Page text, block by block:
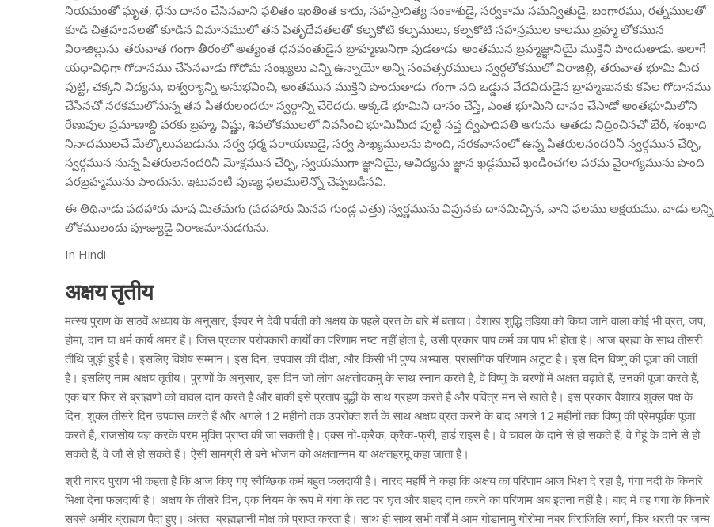
నియమంతో ఘృత, ధేను దానం చేసినవాని ఫలితం ఇంతింత కాదు, సహస్రాదిత్య సంకాశుడై, సర్వకామ సమన్వితుడై, బంగారము, రత్నములతో
కూడి చిత్రహంసలతో కూడిన విమానములో తన పితృదేవతలతో కల్పకోటి కల్పములు, కల్పకోటి సహస్రముల కాలము బ్రహ్మ లోకమున
విరాజిల్లును. తరువాత గంగా తీరంలో అత్యంత ధనవంతుడైన బ్రాహ్మణునిగా పుడతాడు. అంతమున బ్రహ్మజ్ఞానియై ముక్తిని పొందుతాడు. అలాగే
యధావిధిగా గోదానము చేసినవాడు గోరోమ సంఖ్యలు ఎన్ని ఉన్నాయో అన్ని సంవత్సరములు స్వర్గలోకములో విరాజిల్లి, తరువాత భూమి మీద
పుట్టి, చక్కని విద్యను, ఐశ్వర్యాన్ని అనుభవించి, అంతమున ముక్తిని పొందుతాడు. గంగా నది ఒడ్డున వేదవిదుడైన బ్రాహ్మణునకు కపిల గోదానము
చేసినచో నరకములోనున్న తన పితరులందరూ స్వర్గాన్ని చేరెదరు. అక్కడే భూమిని దానం చేస్తే, ఎంత భూమిని దానం చేసాడో అంతభూమిలోని
రేణువుల ప్రమాణాబ్ది వరకు బ్రహ్మ, విష్ణు, శివలోకములలో నివసించి భూమిమీద పుట్టి సప్త ద్వీపాధిపతి అగును. అతడు నిద్రించినచో భేరీ, శంఖాది
నినాదములచే మేల్కొలుపబడును. సర్వ ధర్మ పరాయణుడై, సర్వ సౌఖ్యములను పొంది, నరకవాసంలో ఉన్న పితరులనందరినీ స్వర్గమున చేర్చి,
స్వర్గమున నున్న పితరులనందరినీ మోక్షమున చేర్చి, స్వయముగా జ్ఞానియై, అవిద్యను జ్ఞాన ఖడ్గముచే ఖండించగల పరమ వైరాగ్యమును పొంది
పరబ్రహ్మమును పొందును. ఇటువంటి పుణ్య ఫలములెన్నో చెప్పబడినవి.
ఈ తిథినాడు పదహారు మాష మితమగు (పదహారు మినప గుండ్ల ఎత్తు) స్వర్ణమును విప్రునకు దానమిచ్చిన, వాని ఫలము అక్షయము. వాడు అన్ని
లోకములందు పూజ్యుడై విరాజమానుడగును.
In Hindi
अक्षय तृतीय
मत्स्य पुराण के साठवें अध्याय के अनुसार, ईश्वर ने देवी पार्वती को अक्षय के पहले व्रत के बारे में बताया। वैशाख शुद्धि तडि़या को किया जाने वाला कोई भी व्रत, जप,
होमा, दान या धर्म कार्य अमर हैं। जिस प्रकार परोपकारी कार्यों का परिणाम नष्ट नहीं होता है, उसी प्रकार पाप कर्म का पाप भी होता है। आज ब्रह्मा के साथ तीसरी
तीथि जुड़ी हुई है। इसलिए विशेष सम्मान। इस दिन, उपवास की दीक्षा, और किसी भी पुण्य अभ्यास, प्रासंगिक परिणाम अटूट है। इस दिन विष्णु की पूजा की जाती
है। इसलिए नाम अक्षय तृतीय। पुराणों के अनुसार, इस दिन जो लोग अक्षतोदकमु के साथ स्नान करते हैं, वे विष्णु के चरणों में अक्षत चढ़ाते हैं, उनकी पूजा करते हैं,
एक बार फिर से ब्राह्मणों को चावल दान करते हैं और बाकी इसे प्रताप बुद्धी के साथ ग्रहण करते हैं और पवित्र मन से खाते हैं। इस प्रकार वैशाख शुक्ल पक्ष के
दिन, शुक्ल तीसरे दिन उपवास करते हैं और अगले 12 महीनों तक उपरोक्त शर्त के साथ अक्षय व्रत करने के बाद अगले 12 महीनों तक विष्णु की प्रेमपूर्वक पूजा
करते हैं, राजसोय यज्ञ करके परम मुक्ति प्राप्त की जा सकती है। एक्स नो-क्रैक, क्रैक-फ्री, हार्ड राइस है। वे चावल के दाने से हो सकते हैं, वे गेहूं के दाने से हो
सकते हैं, वे जौ से हो सकते हैं। ऐसी सामग्री से बने भोजन को अक्षतान्नम या अक्षतहरमू कहा जाता है।
श्री नारद पुराण भी कहता है कि आज किए गए स्वैच्छिक कर्म बहुत फलदायी हैं। नारद महर्षि ने कहा कि अक्षय का परिणाम आज भिक्षा दे रहा है, गंगा नदी के किनारे
भिक्षा देना फलदायी है। अक्षय के तीसरे दिन, एक नियम के रूप में गंगा के तट पर घृत और शहद दान करने का परिणाम अब इतना नहीं है। बाद में वह गंगा के किनारे
सबसे अमीर ब्राह्मण पैदा हुए। अंततः ब्रह्मज्ञानी मोक्ष को प्राप्त करता है। साथ ही साथ सभी वर्षों में आम गोडानामु गोरोमा नंबर विराजिलि स्वर्ग, फिर धरती पर जन्म